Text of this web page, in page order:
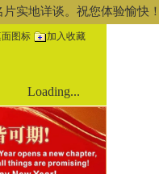
实地详谈。祝您体验愉快！
图标 加入收藏
Loading...